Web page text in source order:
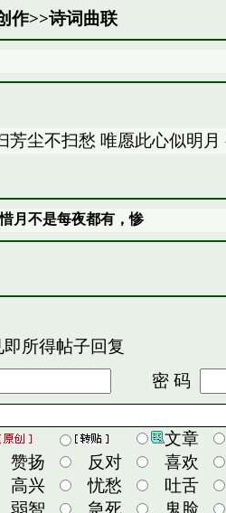
作>>诗词曲联
芳尘不扫愁 唯愿此心似明
月不是每夜都有，惨
即所得帖子回复
密 码
文章
赞扬 反对
喜欢
高兴 忧愁
吐舌
弱智 急死 鬼脸